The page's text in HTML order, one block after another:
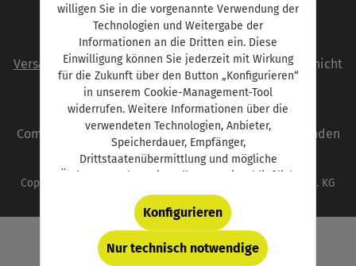
Alle Preise inkl. gesetzl. Mehrwertsteuer zzgl.
Versandkostenund ggf. Nachnahmegebühren, wenn nicht
anders angegeben.
autoFACHMANN ist eine Marke der Vogel
Communications Group. Unser gesamtes Angebot finden
Sie unterwww.vogel.de.
Copyright © 2026 Vogel Communications Group GmbH & Co. KG
willigen Sie in die vorgenannte Verwendung der
Technologien und Weitergabe der
Informationen an die Dritten ein. Diese
Einwilligung können Sie jederzeit mit Wirkung
für die Zukunft über den Button „Konfigurieren“
in unserem Cookie-Management-Tool
widerrufen. Weitere Informationen über die
verwendeten Technologien, Anbieter,
Speicherdauer, Empfänger,
Drittstaatenübermittlung und mögliche
Änderungen Ihrer Einstellungen, einschließlich
für essentielle (d.h. technisch bzw. funktional
notwendige) Cookies, finden Sie in der unten
verlinkten Datenschutzerklärung und hinter
dem Button „Konfigurieren“.
Nur technisch notwendige
Konfigurieren